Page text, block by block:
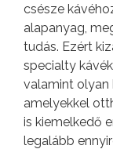
csésze
alapanyag,
tudás. Ezért
specialty
valamint olyan
amelyekkel
is kiemelkedő
legalább